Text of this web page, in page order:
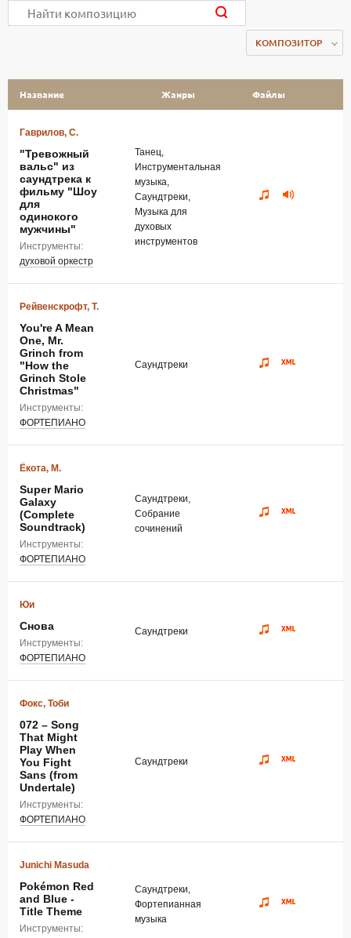
КОМПОЗИТОР
Название Жанры Файлы
Гаврилов, С.
"Тревожный
вальс" из
саундтрека к
фильму "Шоу
для
одинокого
мужчины"
Инструменты:
духовой оркестр
Танец,
Инструментальная
музыка,
Саундтреки,
Музыка для
духовых
инструментов
Рейвенскрофт, Т.
You're A Mean
One, Mr.
Grinch from
"How the
Grinch Stole
Christmas"
Инструменты:
ФОРТЕПИАНО
Саундтреки
Ёкота, М.
Super Mario
Galaxy
(Complete
Soundtrack)
Инструменты:
ФОРТЕПИАНО
Саундтреки,
Собрание
сочинений
Юи
Снова
Инструменты:
ФОРТЕПИАНО
Саундтреки
Фокс, Тоби
072 – Song
That Might
Play When
You Fight
Sans (from
Undertale)
Инструменты:
ФОРТЕПИАНО
Саундтреки
Junichi Masuda
Pokémon Red
and Blue -
Title Theme
Инструменты:
Саундтреки,
Фортепианная
музыка